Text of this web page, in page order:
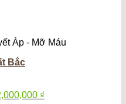
Áp - Mỡ Máu
Bắc
₫